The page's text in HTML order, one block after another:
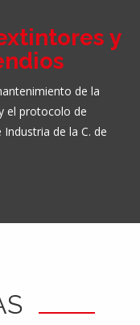
y
de la
el protocolo de
de la C. de